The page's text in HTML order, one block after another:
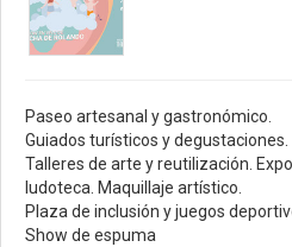
Paseo artesanal y gastronómico.
Guiados turísticos y degustaciones.
Talleres de arte y reutilización.
ludoteca. Maquillaje artístico.
Plaza de inclusión y juegos
Show de espuma